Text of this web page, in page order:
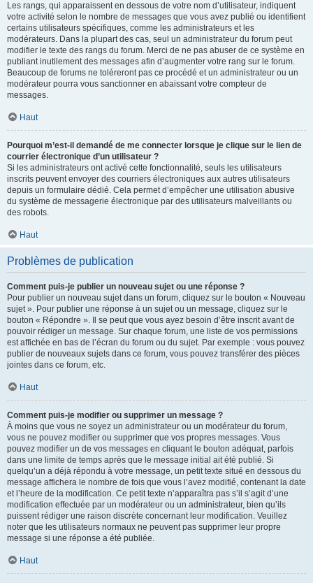
Les rangs, qui apparaissent en dessous de votre nom d’utilisateur, indiquent
votre activité selon le nombre de messages que vous avez publié ou identifient
certains utilisateurs spécifiques, comme les administrateurs et les
modérateurs. Dans la plupart des cas, seul un administrateur du forum peut
modifier le texte des rangs du forum. Merci de ne pas abuser de ce système en
publiant inutilement des messages afin d’augmenter votre rang sur le forum.
Beaucoup de forums ne toléreront pas ce procédé et un administrateur ou un
modérateur pourra vous sanctionner en abaissant votre compteur de
messages.
Haut
Pourquoi m’est-il demandé de me connecter lorsque je clique sur le lien de
courrier électronique d’un utilisateur ?
Si les administrateurs ont activé cette fonctionnalité, seuls les utilisateurs
inscrits peuvent envoyer des courriers électroniques aux autres utilisateurs
depuis un formulaire dédié. Cela permet d’empêcher une utilisation abusive
du système de messagerie électronique par des utilisateurs malveillants ou
des robots.
Haut
Problèmes de publication
Comment puis-je publier un nouveau sujet ou une réponse ?
Pour publier un nouveau sujet dans un forum, cliquez sur le bouton « Nouveau
sujet ». Pour publier une réponse à un sujet ou un message, cliquez sur le
bouton « Répondre ». Il se peut que vous ayez besoin d’être inscrit avant de
pouvoir rédiger un message. Sur chaque forum, une liste de vos permissions
est affichée en bas de l’écran du forum ou du sujet. Par exemple : vous pouvez
publier de nouveaux sujets dans ce forum, vous pouvez transférer des pièces
jointes dans ce forum, etc.
Haut
Comment puis-je modifier ou supprimer un message ?
À moins que vous ne soyez un administrateur ou un modérateur du forum,
vous ne pouvez modifier ou supprimer que vos propres messages. Vous
pouvez modifier un de vos messages en cliquant le bouton adéquat, parfois
dans une limite de temps après que le message initial ait été publié. Si
quelqu’un a déjà répondu à votre message, un petit texte situé en dessous du
message affichera le nombre de fois que vous l’avez modifié, contenant la date
et l’heure de la modification. Ce petit texte n’apparaîtra pas s’il s’agit d’une
modification effectuée par un modérateur ou un administrateur, bien qu’ils
puissent rédiger une raison discrète concernant leur modification. Veuillez
noter que les utilisateurs normaux ne peuvent pas supprimer leur propre
message si une réponse a été publiée.
Haut